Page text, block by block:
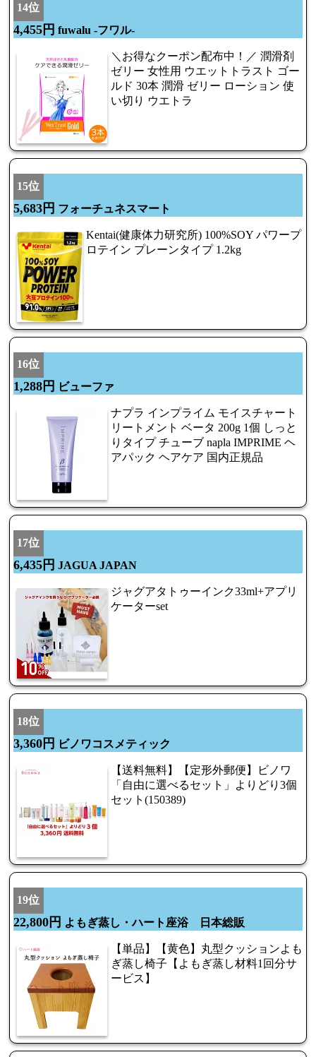
14位
4,455円 fuwalu -フワル-
＼お得なクーポン配布中！／ 潤滑剤
ゼリー 女性用 ウエットトラスト ゴー
ルド 30本 潤滑 ゼリー ローション 使
い切り ウエトラ
15位
5,683円 フォーチュネスマート
Kentai(健康体力研究所) 100%SOY パワープ
ロテイン プレーンタイプ 1.2kg
16位
1,288円 ビューファ
ナプラ インプライム モイスチャート
リートメント ベータ 200g 1個 しっと
りタイプ チューブ napla IMPRIME ヘ
アパック ヘアケア 国内正規品
17位
6,435円 JAGUA JAPAN
ジャグアタトゥーインク33ml+アプリ
ケーターset
18位
3,360円 ビノワコスメティック
【送料無料】【定形外郵便】ビノワ
「自由に選べるセット」よりどり3個
セット(150389)
19位
22,800円 よもぎ蒸し・ハート座浴 日本総販
【単品】【黄色】丸型クッションよも
ぎ蒸し椅子【よもぎ蒸し材料1回分サ
ービス】